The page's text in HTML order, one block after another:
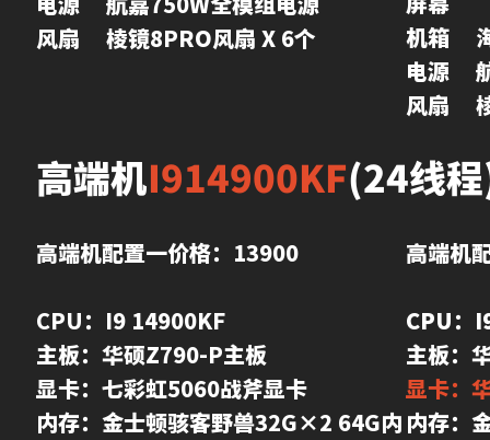
电源	航嘉750W全模组电源
机箱	海景房机箱
电源	航嘉750W全模组电源
高端机 I914900KF(24线
高端机配置一价格：13900
CPU：I9 14900KF
主板：华硕Z790-P主板
显卡：七彩虹5060战斧显卡
内存：金士顿骇客野兽32G×2 64G内
高端机
CPU：
显卡：
内存：